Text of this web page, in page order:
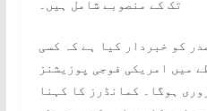
تک کے منصوبے شامل ہیں۔
کو خبردار کیا ہے کہ کسی
میں امریکی فوجی پوزیشنز
ہوگا۔ کمانڈرز کا کہنا